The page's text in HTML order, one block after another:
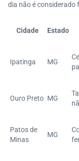
dia não é considerado
Cidade Estado
Ipatinga MG
Ouro Preto MG
Patos de
Minas
MG